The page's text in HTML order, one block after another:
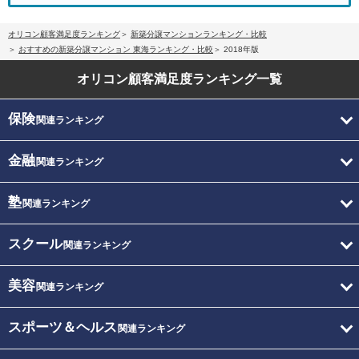
オリコン顧客満足度ランキング
新築分譲マンションランキング・比較
おすすめの新築分譲マンション 東海ランキング・比較
2018年版
オリコン顧客満足度ランキング一覧
保険関連ランキング
金融関連ランキング
塾関連ランキング
スクール関連ランキング
美容関連ランキング
スポーツ＆ヘルス 関連ランキング